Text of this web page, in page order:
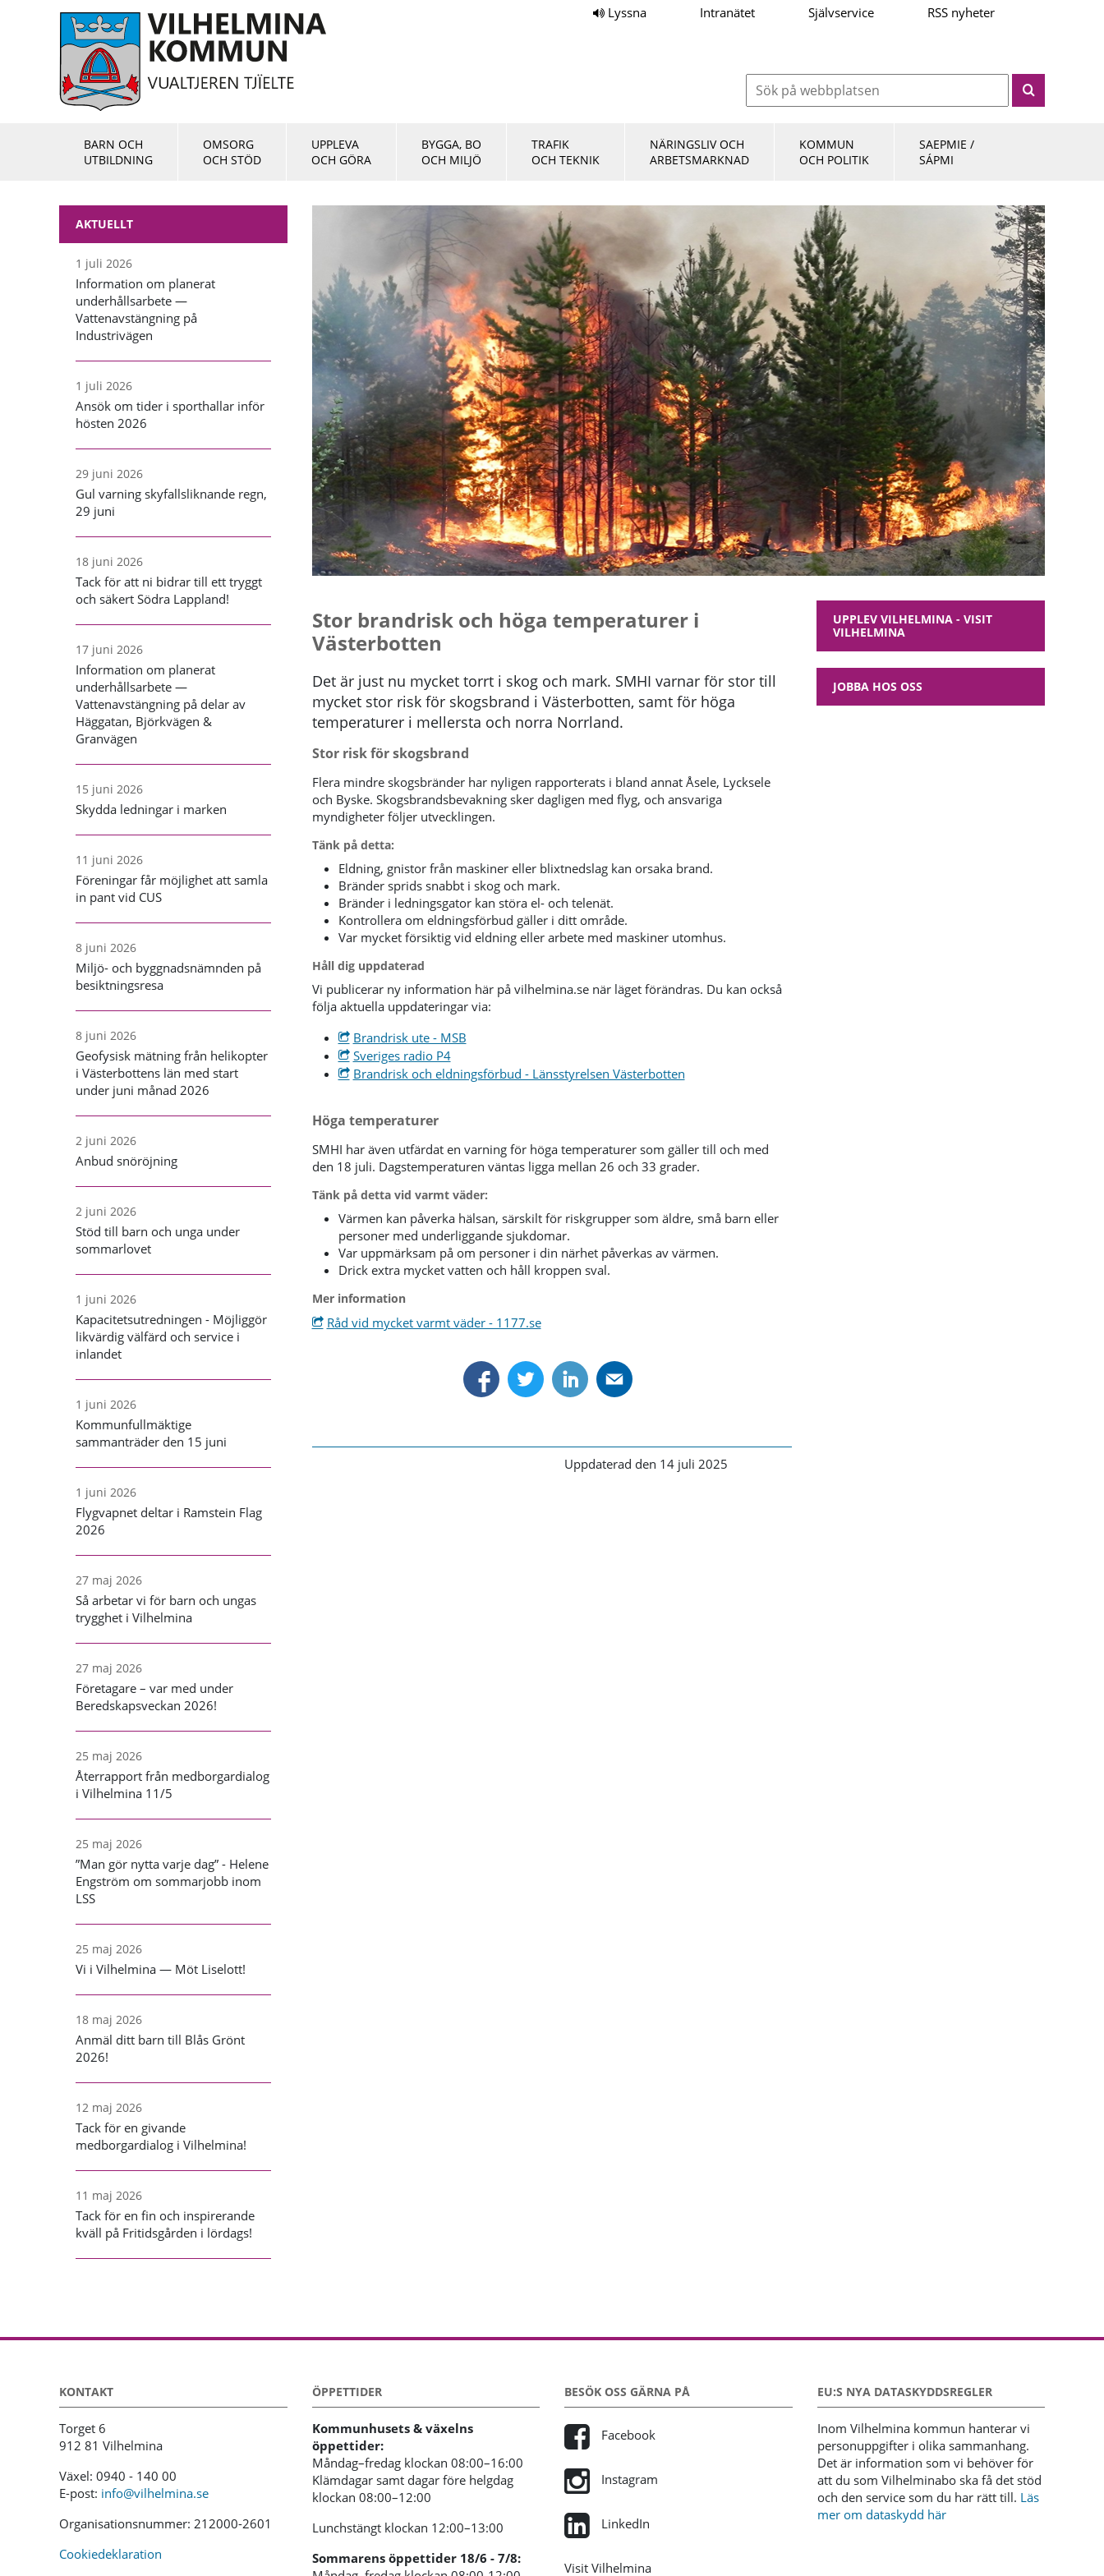
Lyssna Intranätet Självservice RSS nyheter
BARN OCH
UTBILDNING
OMSORG
OCH STÖD
UPPLEVA
OCH GÖRA
BYGGA, BO
OCH MILJÖ
TRAFIK
OCH TEKNIK
NÄRINGSLIV OCH
ARBETSMARKNAD
KOMMUN
OCH POLITIK
SAEPMIE /
SÁPMI
AKTUELLT
1 juli 2026
Information om planerat
underhållsarbete —
Vattenavstängning på
Industrivägen
1 juli 2026
Ansök om tider i sporthallar inför
hösten 2026
29 juni 2026
Gul varning skyfallsliknande regn,
29 juni
18 juni 2026
Tack för att ni bidrar till ett tryggt
och säkert Södra Lappland!
17 juni 2026
Information om planerat
underhållsarbete —
Vattenavstängning på delar av
Häggatan, Björkvägen &
Granvägen
15 juni 2026
Skydda ledningar i marken
11 juni 2026
Föreningar får möjlighet att samla
in pant vid CUS
8 juni 2026
Miljö- och byggnadsnämnden på
besiktningsresa
8 juni 2026
Geofysisk mätning från helikopter
i Västerbottens län med start
under juni månad 2026
2 juni 2026
Anbud snöröjning
2 juni 2026
Stöd till barn och unga under
sommarlovet
1 juni 2026
Kapacitetsutredningen - Möjliggör
likvärdig välfärd och service i
inlandet
1 juni 2026
Kommunfullmäktige
sammanträder den 15 juni
1 juni 2026
Flygvapnet deltar i Ramstein Flag
2026
27 maj 2026
Så arbetar vi för barn och ungas
trygghet i Vilhelmina
27 maj 2026
Företagare – var med under
Beredskapsveckan 2026!
25 maj 2026
Återrapport från medborgardialog
i Vilhelmina 11/5
25 maj 2026
”Man gör nytta varje dag” - Helene
Engström om sommarjobb inom
LSS
25 maj 2026
Vi i Vilhelmina — Möt Liselott!
18 maj 2026
Anmäl ditt barn till Blås Grönt
2026!
12 maj 2026
Tack för en givande
medborgardialog i Vilhelmina!
11 maj 2026
Tack för en fin och inspirerande
kväll på Fritidsgården i lördags!
Stor brandrisk och höga temperaturer i
Västerbotten
Det är just nu mycket torrt i skog och mark. SMHI varnar för stor till
mycket stor risk för skogsbrand i Västerbotten, samt för höga
temperaturer i mellersta och norra Norrland.
Stor risk för skogsbrand
Flera mindre skogsbränder har nyligen rapporterats i bland annat Åsele, Lycksele
och Byske. Skogsbrandsbevakning sker dagligen med flyg, och ansvariga
myndigheter följer utvecklingen.
Tänk på detta:
Eldning, gnistor från maskiner eller blixtnedslag kan orsaka brand.
Bränder sprids snabbt i skog och mark.
Bränder i ledningsgator kan störa el- och telenät.
Kontrollera om eldningsförbud gäller i ditt område.
Var mycket försiktig vid eldning eller arbete med maskiner utomhus.
Håll dig uppdaterad
Vi publicerar ny information här på vilhelmina.se när läget förändras. Du kan också
följa aktuella uppdateringar via:
Brandrisk ute - MSB
Sveriges radio P4
Brandrisk och eldningsförbud - Länsstyrelsen Västerbotten
Höga temperaturer
SMHI har även utfärdat en varning för höga temperaturer som gäller till och med
den 18 juli. Dagstemperaturen väntas ligga mellan 26 och 33 grader.
Tänk på detta vid varmt väder:
Värmen kan påverka hälsan, särskilt för riskgrupper som äldre, små barn eller
personer med underliggande sjukdomar.
Var uppmärksam på om personer i din närhet påverkas av värmen.
Drick extra mycket vatten och håll kroppen sval.
Mer information
Råd vid mycket varmt väder - 1177.se
Uppdaterad den 14 juli 2025
UPPLEV VILHELMINA - VISIT
VILHELMINA
JOBBA HOS OSS
KONTAKT
Torget 6
912 81 Vilhelmina
Växel: 0940 - 140 00
E-post: info@vilhelmina.se
Organisationsnummer: 212000-2601
Cookiedeklaration
ÖPPETTIDER
Kommunhusets & växelns
öppettider:
Måndag–fredag klockan 08:00–16:00
Klämdagar samt dagar före helgdag
klockan 08:00–12:00
Lunchstängt klockan 12:00–13:00
Sommarens öppettider 18/6 - 7/8:
BESÖK OSS GÄRNA PÅ
Facebook
Instagram
LinkedIn
Visit Vilhelmina
EU:S NYA DATASKYDDSREGLER
Inom Vilhelmina kommun hanterar vi
personuppgifter i olika sammanhang.
Det är information som vi behöver för
att du som Vilhelminabo ska få det stöd
och den service som du har rätt till. Läs
mer om dataskydd här